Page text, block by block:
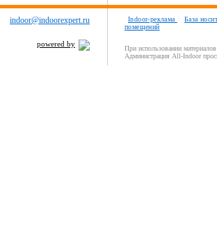
indoor@indoorexpert.ru
powered by
Indoor-реклама
База
помещений
При использовании
Администрация All-Indoor